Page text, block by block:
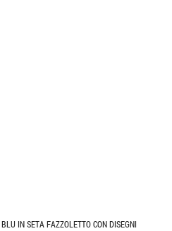
IN SETA FAZZOLETTO CON DISEGNI